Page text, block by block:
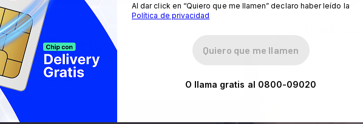
Al dar click en “Quiero que me llamen” declaro haber leído la
Política de privacidad
O llama gratis al 0800-09020